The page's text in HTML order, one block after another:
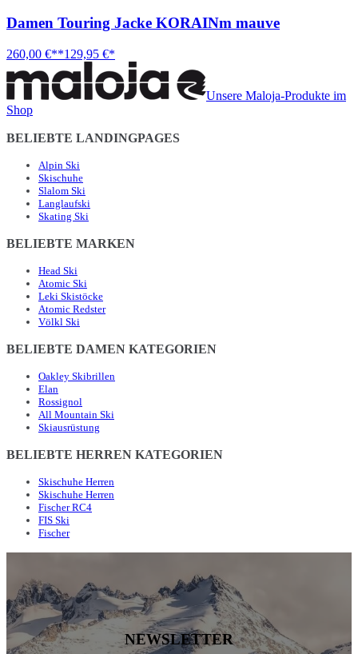
Damen Touring Jacke KORAINm mauve
260,00 €**129,95 €*
Unsere Maloja-Produkte im
Shop
BELIEBTE LANDINGPAGES
Alpin Ski
Skischuhe
Slalom Ski
Langlaufski
Skating Ski
BELIEBTE MARKEN
Head Ski
Atomic Ski
Leki Skistöcke
Atomic Redster
Völkl Ski
BELIEBTE DAMEN KATEGORIEN
Oakley Skibrillen
Elan
Rossignol
All Mountain Ski
Skiausrüstung
BELIEBTE HERREN KATEGORIEN
Skischuhe Herren
Skischuhe Herren
Fischer RC4
FIS Ski
Fischer
NEWSLETTER